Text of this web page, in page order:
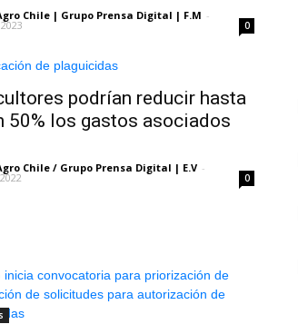
Chile | Grupo Prensa Digital | F.M -
0
podrían reducir hasta
50% los gastos asociados
Chile / Grupo Prensa Digital | E.V -
0